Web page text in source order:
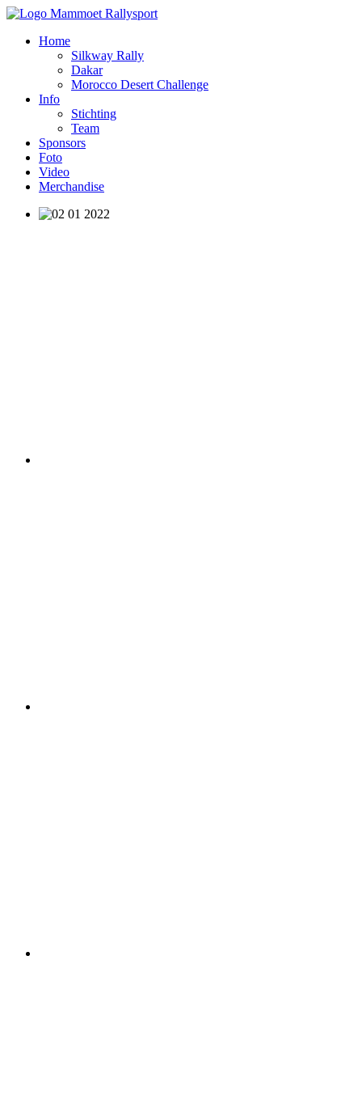
Home
Silkway Rally
Dakar
Morocco Desert Challenge
Info
Stichting
Team
Sponsors
Foto
Video
Merchandise